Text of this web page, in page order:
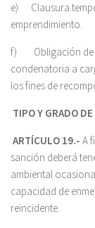
e) Clausura
emprendimiento.
f) Obligación de
condenatoria a
los fines de
TIPO Y GRADO
ARTÍCULO 19.- A
sanción deberá
ambiental
capacidad de
reincidente.